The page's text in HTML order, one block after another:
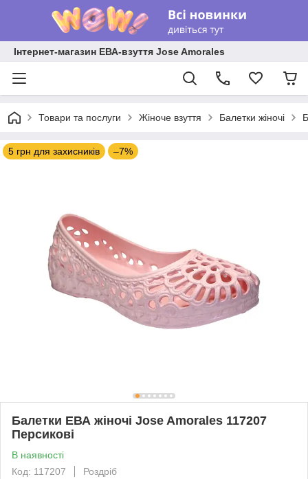
Інтернет-магазин ЕВА-взуття Jose Amorales
Товари та послуги Жіноче взуття Балетки жіночі
5 грн для захисників –7%
Балетки ЕВА жіночі Jose Amorales 117207
Персикові
В наявності
Код: 117207
Роздріб